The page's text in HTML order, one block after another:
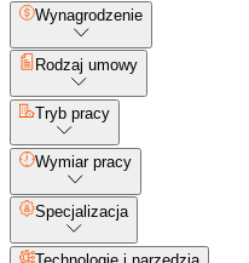
Wynagrodzenie
Rodzaj umowy
Tryb pracy
Wymiar pracy
Specjalizacja